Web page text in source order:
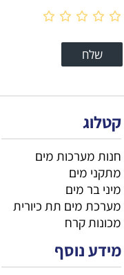
קטלוג
חנות מערכות מים
מתקני מים
מיני בר מים
מערכת מים תת כיורית
מכונות קרח
מידע נוסף